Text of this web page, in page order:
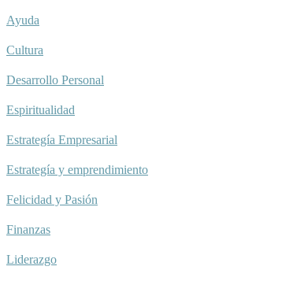
Ayuda
Cultura
Desarrollo Personal
Espiritualidad
Estrategía Empresarial
Estrategía y emprendimiento
Felicidad y Pasión
Finanzas
Liderazgo